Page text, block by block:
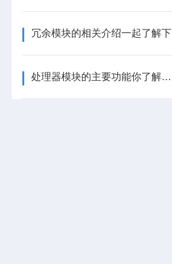
冗余模块的相关介绍一起了解下
处理器模块的主要功能你了解多少呢